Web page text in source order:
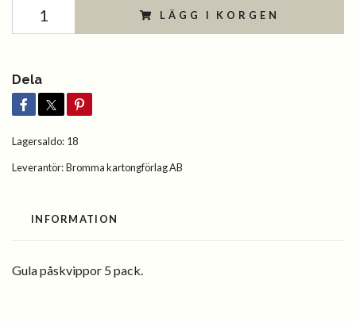
LÄGG I KORGEN
Dela
Lagersaldo: 18
Leverantör:Bromma kartongförlag AB
INFORMATION
Gula påskvippor 5 pack.